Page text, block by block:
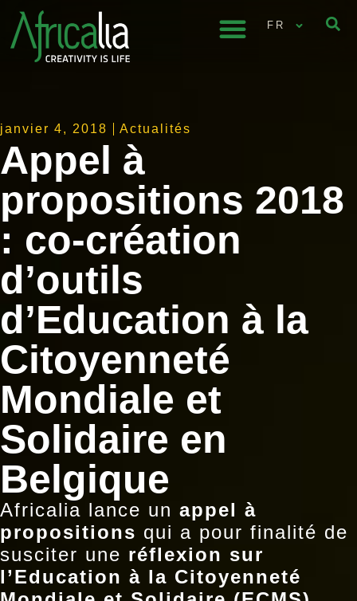
FR
janvier 4, 2018 Actualités
Appel à
propositions 2018
: co-création
d’outils
d’Education à la
Citoyenneté
Mondiale et
Solidaire en
Belgique
Africalia lance un appel à
propositions qui a pour finalité de
susciter une réflexion sur
l’Education à la Citoyenneté